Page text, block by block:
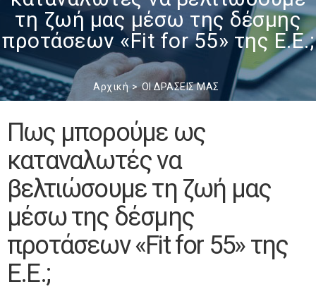
τη ζωή μας μέσω της δέσμης
προτάσεων «Fit for 55» της Ε.Ε.;
Αρχική ΟΙ ΔΡΑΣΕΙΣ ΜΑΣ
Πως μπορούμε ως
καταναλωτές να
βελτιώσουμε τη ζωή μας
μέσω της δέσμης
προτάσεων «Fit for 55» της
Ε.Ε.;